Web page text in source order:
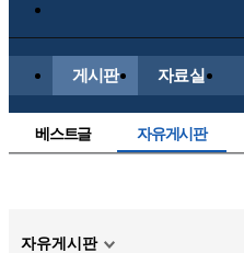
게시판 자료실
베스트글 자유게시판
자유게시판